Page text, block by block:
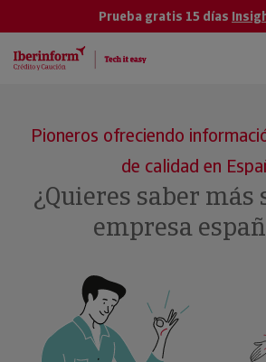
Prueba gratis 15 días
Pioneros ofreciendo
de calidad en
¿Quieres saber más
empresa